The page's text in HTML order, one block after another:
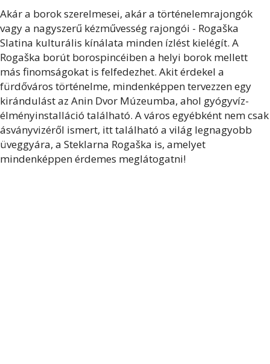
Akár a borok szerelmesei, akár a történelemrajongók
vagy a nagyszerű kézművesség rajongói - Rogaška
Slatina kulturális kínálata minden ízlést kielégít. A
Rogaška borút borospincéiben a helyi borok mellett
más finomságokat is felfedezhet. Akit érdekel a
fürdőváros történelme, mindenképpen tervezzen egy
kirándulást az Anin Dvor Múzeumba, ahol gyógyvíz-
élményinstalláció található. A város egyébként nem csak
ásványvizéről ismert, itt található a világ legnagyobb
üveggyára, a Steklarna Rogaška is, amelyet
mindenképpen érdemes meglátogatni!